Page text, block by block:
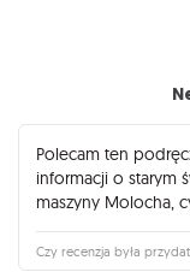
Polecam ten
informacji o starym
maszyny Molocha,
Czy recenzja była